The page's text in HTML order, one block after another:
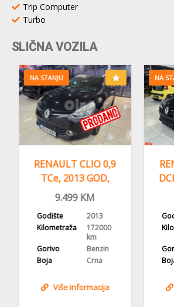
Trip Computer
Turbo
SLIČNA VOZILA
NA STANJU
RENAULT CLIO 0,9
TCe, 2013 GOD,
NAVI,
9.499KM
Godište
2013
Kilometraža
172000
km
Gorivo
Benzin
Boja
Crna
Više informacija
NA
Boja